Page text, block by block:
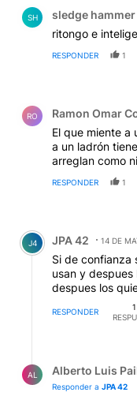
SH sledge hammer
ritongo e
RESPONDER 1
RO Ramon Omar
El que miente a
a un ladrón
arreglan como
RESPONDER 1
Comentario de JPA
J4 JPA 42 14 DE
Si de confianza
usan y
despues los
RESPONDER
1
AL Alberto Luis
Responder a JPA 42